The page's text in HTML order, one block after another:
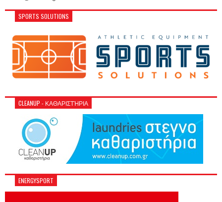
SPORTS SOLUTIONS
CLEANUP - ΚΑΘΑΡΙΣΤΉΡΙΑ
ENERGYSPORT